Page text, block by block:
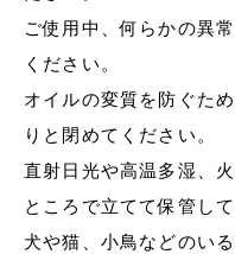
ご使用中、何らかの異
ください。
オイルの変質を防ぐた
りと閉めてください。
直射日光や高温多湿、
ところで立てて保管して
犬や猫、小鳥などのい